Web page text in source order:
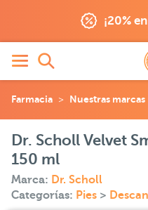
¡20%
Farmacia Nuestras marcas
Dr. Scholl Velvet
150 ml
Marca: Dr. Scholl
Categorías: Pies >